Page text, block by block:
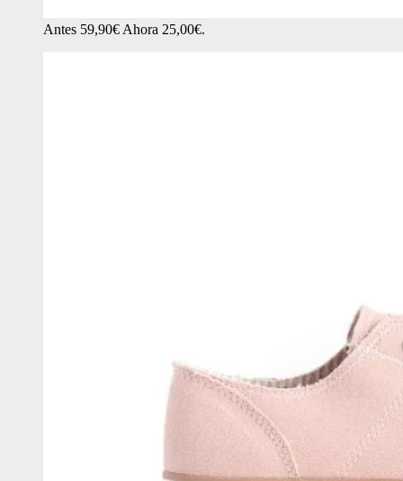
Antes 59,90€ Ahora 25,00€.